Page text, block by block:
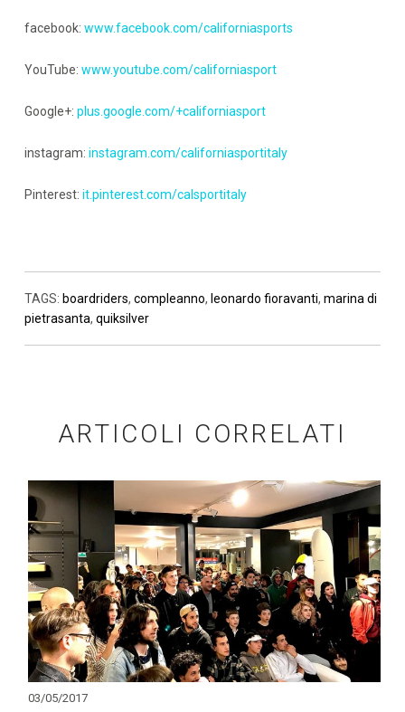
facebook: www.facebook.com/californiasports
YouTube: www.youtube.com/californiasport
Google+: plus.google.com/+californiasport
instagram: instagram.com/californiasportitaly
Pinterest: it.pinterest.com/calsportitaly
TAGS: boardriders, compleanno, leonardo fioravanti, marina di
pietrasanta, quiksilver
ARTICOLI CORRELATI
03/05/2017